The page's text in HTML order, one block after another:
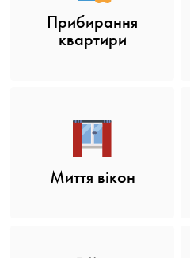
Прибирання
квартири
Миття вікон